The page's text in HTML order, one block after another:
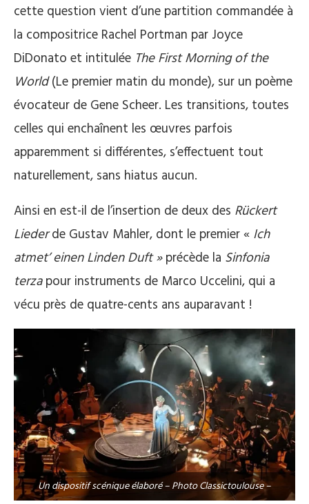
cette question vient d’une partition commandée à
la compositrice Rachel Portman par Joyce
DiDonato et intitulée The First Morning of the
World(Le premier matin du monde), sur un poème
évocateur de Gene Scheer. Les transitions, toutes
celles qui enchaînent les œuvres parfois
apparemment si différentes, s’effectuent tout
naturellement, sans hiatus aucun.
Ainsi en est-il de l’insertion de deux des Rückert
Liederde Gustav Mahler, dont le premier « Ich
atmet’ einen Linden Duft »précède la Sinfonia
terzapour instruments de Marco Uccelini, qui a
vécu près de quatre-cents ans auparavant !
Un dispositif scénique élaboré – Photo Classictoulouse –